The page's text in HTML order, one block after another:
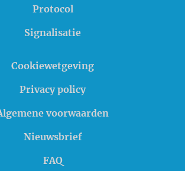
Protocol
Signalisatie
Cookiewetgeving
Privacy policy
voorwaarden
Nieuwsbrief
FAQ